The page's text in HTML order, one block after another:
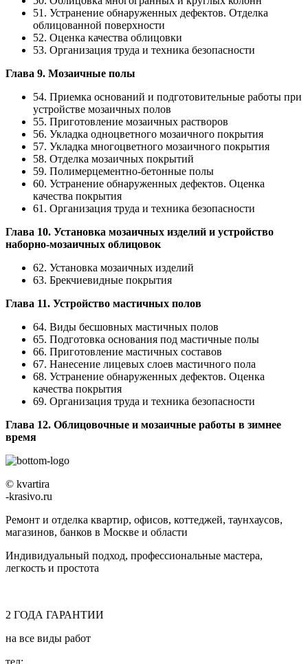
51. Устранение обнаруженных дефектов. Отделка
облицованной поверхности
52. Оценка качества облицовки
53. Организация труда и техника безопасности
Глава 9. Мозаичные полы
54. Приемка оснований и подготовительные работы при
устройстве мозаичных полов
55. Приготовление мозаичных растворов
56. Укладка одноцветного мозаичного покрытия
57. Укладка многоцветного мозаичного покрытия
58. Отделка мозаичных покрытий
59. Полимерцементно-бетонные полы
60. Устранение обнаруженных дефектов. Оценка
качества покрытия
61. Организация труда и техника безопасности
Глава 10. Установка мозаичных изделий и устройство
наборно-мозаичных облицовок
62. Установка мозаичных изделий
63. Брекчиевидные покрытия
Глава 11. Устройство мастичных полов
64. Виды бесшовных мастичных полов
65. Подготовка основания под мастичные полы
66. Приготовление мастичных составов
67. Нанесение лицевых слоев мастичного пола
68. Устранение обнаруженных дефектов. Оценка
качества покрытия
69. Организация труда и техника безопасности
Глава 12. Облицовочные и мозаичные работы в зимнее
время
© kvartira
-krasivo.ru
Ремонт и отделка квартир, офисов, коттеджей, таунхаусов,
магазинов, банков в Москве и области
Индивидуальный подход, профессиональные мастера,
легкость и простота
2 ГОДА ГАРАНТИИ
на все виды работ